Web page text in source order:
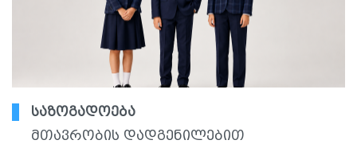
საზოგადოება
მთავრობის დადგენილებით